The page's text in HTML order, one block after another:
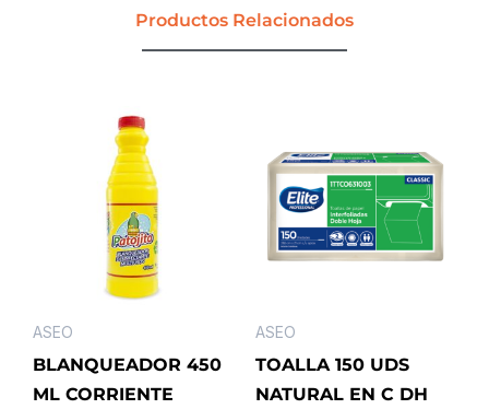
Productos Relacionados
ASEO
BLANQUEADOR 450
ML CORRIENTE
ASEO
TOALLA 150 UDS
NATURAL EN C DH